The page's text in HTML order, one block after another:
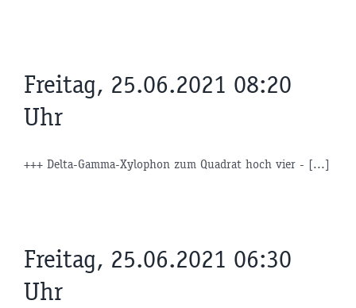
Freitag, 25.06.2021 08:20
Uhr
+++ Delta-Gamma-Xylophon zum Quadrat hoch vier - [...]
Freitag, 25.06.2021 06:30
Uhr